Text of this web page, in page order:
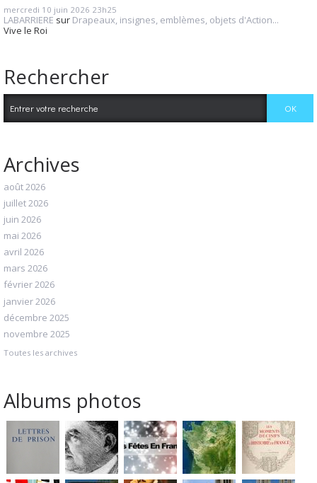
mercredi 10 juin 2026 23h25
LABARRIERE sur Drapeaux, insignes, emblèmes, objets d'Action...
Vive le Roi
Rechercher
Archives
août 2026
juillet 2026
juin 2026
mai 2026
avril 2026
mars 2026
février 2026
janvier 2026
décembre 2025
novembre 2025
Toutes les archives
Albums photos